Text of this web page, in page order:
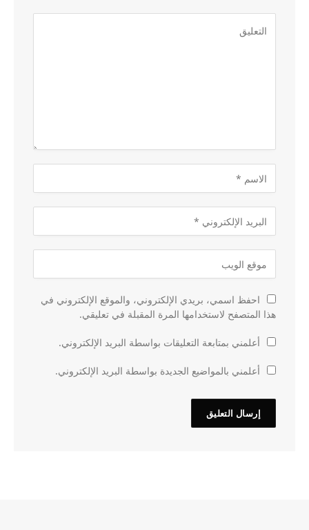
احفظ اسمي، بريدي الإلكتروني، والموقع الإلكتروني في
هذا المتصفح لاستخدامها المرة المقبلة في تعليقي.
أعلمني بمتابعة التعليقات بواسطة البريد الإلكتروني.
أعلمني بالمواضيع الجديدة بواسطة البريد الإلكتروني.